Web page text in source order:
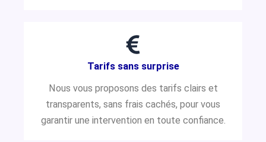
Tarifs sans surprise
Nous vous proposons des tarifs clairs et
transparents, sans frais cachés, pour vous
garantir une intervention en toute confiance.